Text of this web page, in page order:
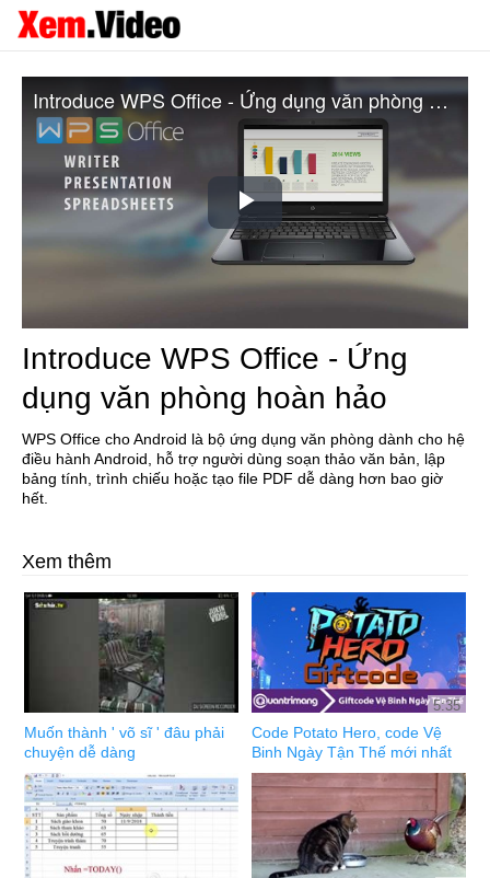
Play
Video
Introduce WPS Office - Ứng dụng văn phòng hoàn hảo
Introduce WPS Office - Ứng
dụng văn phòng hoàn hảo
WPS Office cho Android là bộ ứng dụng văn phòng dành cho hệ
điều hành Android, hỗ trợ người dùng soạn thảo văn bản, lập
bảng tính, trình chiếu hoặc tạo file PDF dễ dàng hơn bao giờ
hết.
Xem thêm
Muốn thành ' võ sĩ ' đâu phải
chuyện dễ dàng
5:35
Code Potato Hero, code Vệ
Binh Ngày Tận Thế mới nhất